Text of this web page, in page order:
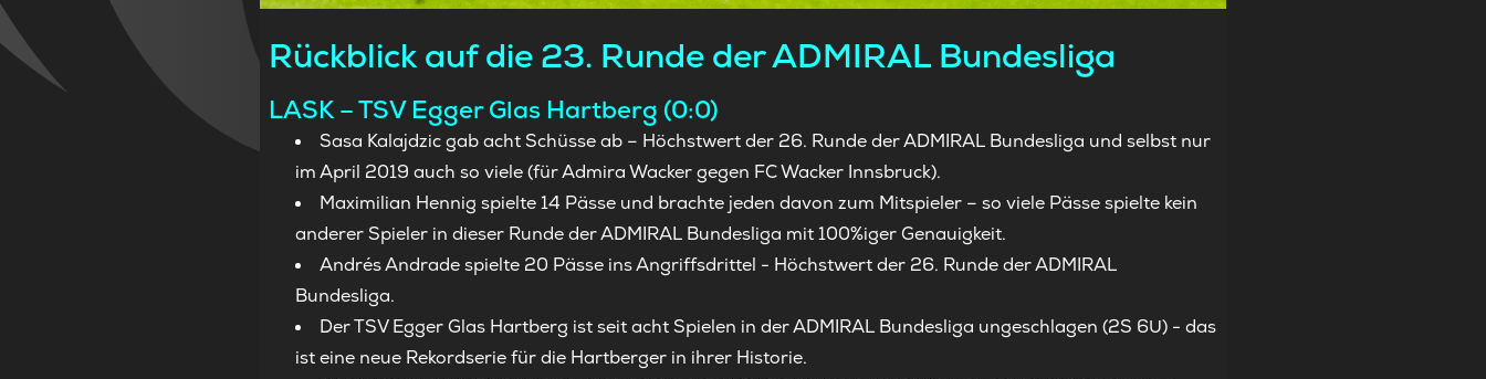
Rückblick auf die 23. Runde der ADMIRAL Bundesliga
LASK – TSV Egger Glas Hartberg (0:0)
Sasa Kalajdzic gab acht Schüsse ab – Höchstwert der 26. Runde der ADMIRAL Bundesliga und selbst nur
im April 2019 auch so viele (für Admira Wacker gegen FC Wacker Innsbruck).
Maximilian Hennig spielte 14 Pässe und brachte jeden davon zum Mitspieler – so viele Pässe spielte kein
anderer Spieler in dieser Runde der ADMIRAL Bundesliga mit 100%iger Genauigkeit.
Andrés Andrade spielte 20 Pässe ins Angriffsdrittel - Höchstwert der 26. Runde der ADMIRAL
Bundesliga.
Der TSV Egger Glas Hartberg ist seit acht Spielen in der ADMIRAL Bundesliga ungeschlagen (2S 6U) - das
ist eine neue Rekordserie für die Hartberger in ihrer Historie.